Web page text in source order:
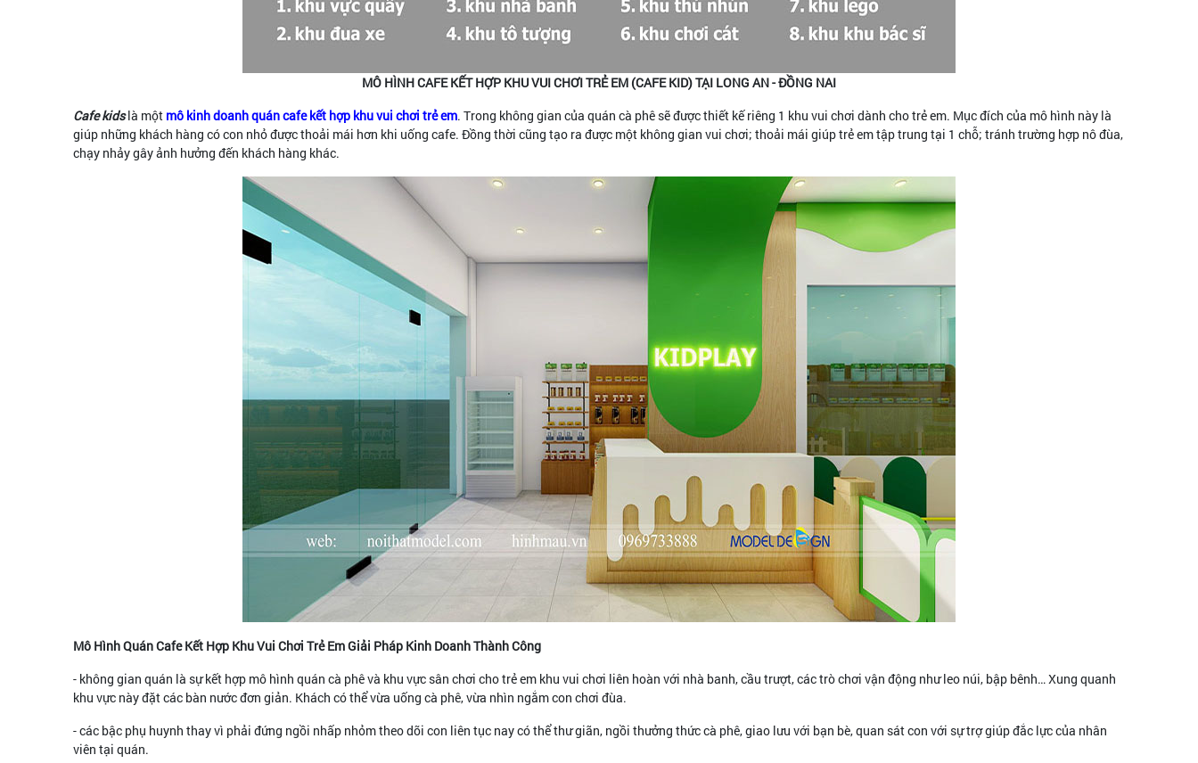
MÔ HÌNH CAFE KẾT HỢP KHU VUI CHƠI TRẺ EM (CAFE KID) TẠI LONG AN - ĐỒNG NAI
Cafe kidslà một mô kinh doanh quán cafe kết hợp khu vui chơi trẻ em. Trong không gian của quán cà phê sẽ được thiết kế riêng 1 khu vui chơi dành cho trẻ em. Mục đích của mô hình này là
giúp những khách hàng có con nhỏ được thoải mái hơn khi uống cafe. Đồng thời cũng tạo ra được một không gian vui chơi; thoải mái giúp trẻ em tập trung tại 1 chỗ; tránh trường hợp nô đùa,
chạy nhảy gây ảnh hưởng đến khách hàng khác.
Mô Hình Quán Cafe Kết Hợp Khu Vui Chơi Trẻ Em Giải Pháp Kinh Doanh Thành Công
- không gian quán là sự kết hợp mô hình quán cà phê và khu vực sân chơi cho trẻ em khu vui chơi liên hoàn với nhà banh, cầu trượt, các trò chơi vận động như leo núi, bập bênh… Xung quanh
khu vực này đặt các bàn nước đơn giản. Khách có thể vừa uống cà phê, vừa nhìn ngắm con chơi đùa.
- các bậc phụ huynh thay vì phải đứng ngồi nhấp nhỏm theo dõi con liên tục nay có thể thư giãn, ngồi thưởng thức cà phê, giao lưu với bạn bè, quan sát con với sự trợ giúp đắc lực của nhân
viên tại quán.